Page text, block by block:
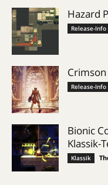
Hazard
Release-Info
Release-Info
Bionic
Klassik-
Klassik